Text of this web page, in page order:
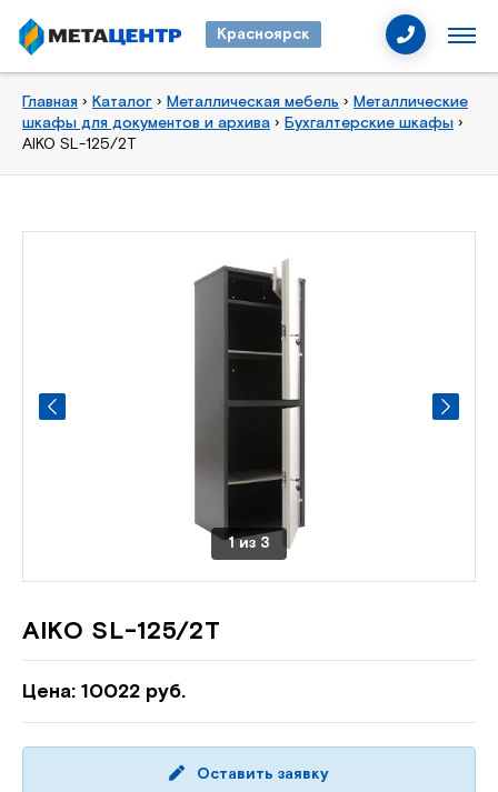
Красноярск
Главная › Каталог › Металлическая мебель › Металлические
шкафы для документов и архива › Бухгалтерские шкафы ›
AIKO SL-125/2Т
1из 3
AIKO SL-125/2Т
Цена: 10022 руб.
Оставить заявку